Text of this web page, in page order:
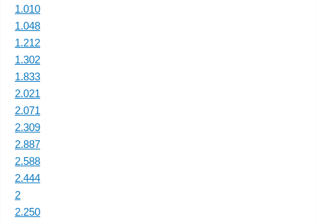
1.010
1.048
1.212
1.302
1.833
2.021
2.071
2.309
2.887
2.588
2.444
2
2.250